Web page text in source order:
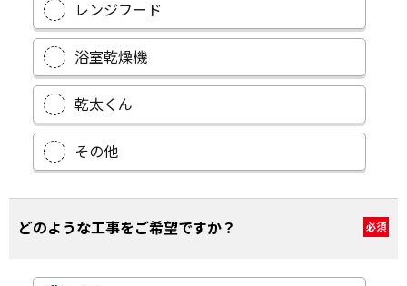
レンジフード
浴室乾燥機
乾太くん
その他
どのような工事をご希望ですか？ 必須